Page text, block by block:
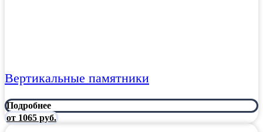
Вертикальные памятники
Подробнее
от 1065 руб.